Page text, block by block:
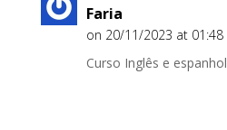
Faria
on 20/11/2023 at 01:48
Curso Inglês e espanhol